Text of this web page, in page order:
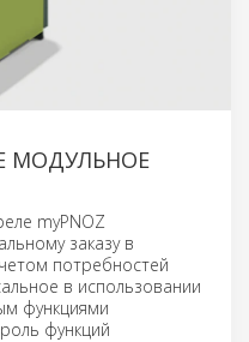
МОДУЛЬНОЕ
myPNOZ
заказу в
потребностей
в использовании
функциями
функций